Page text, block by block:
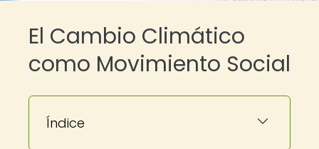
El Cambio Climático
como Movimiento Social
Índice